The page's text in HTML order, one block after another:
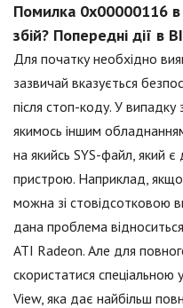
Помилка 0x00000116
збій? Попередні дії в
Для початку необхідно
зазвичай вказується
після стоп-коду. У
якимось іншим
на якийсь SYS-файл, який
пристрою. Наприклад,
можна зі стовідсотковою
дана проблема
ATI Radeon. Але для
скористатися
View, яка дає найбільш